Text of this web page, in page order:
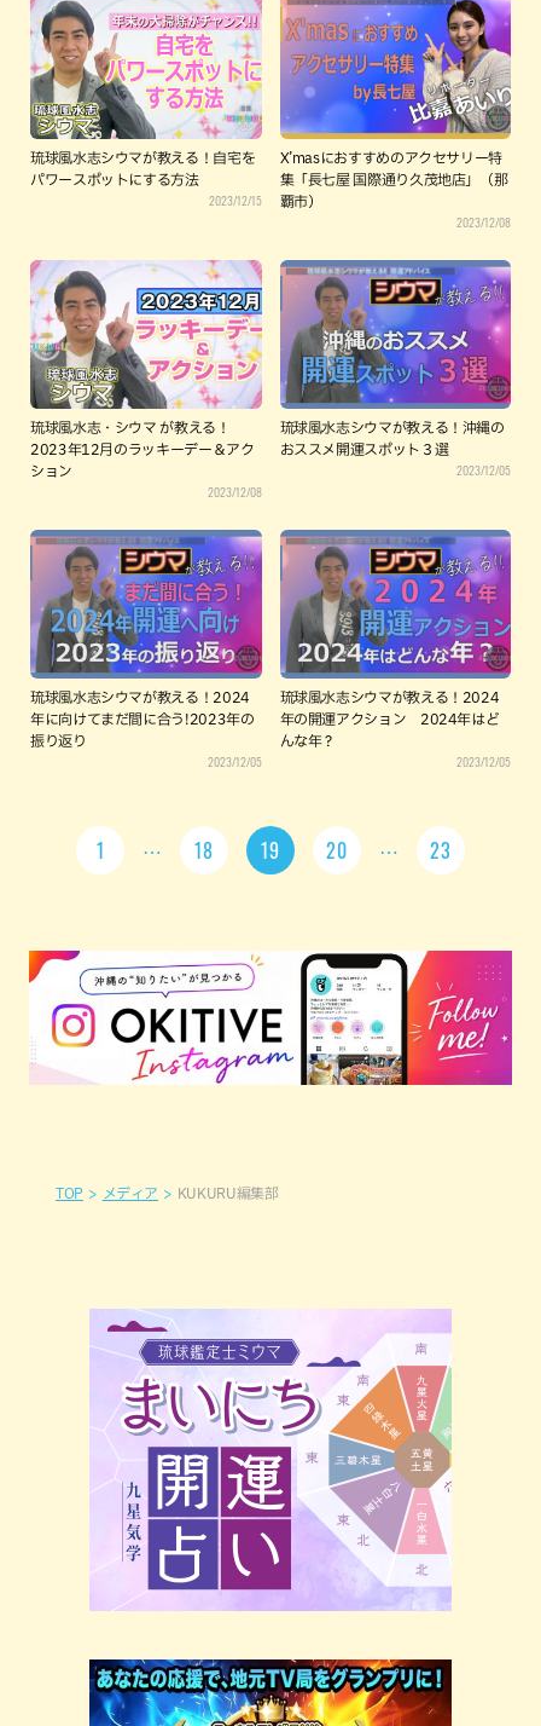
琉球風水志シウマが教える！自宅を
パワースポットにする方法
2023/12/15
X’masにおすすめのアクセサリー特
集「長七屋 国際通り久茂地店」（那
覇市）
2023/12/08
琉球風水志・シウマ が教える！
2023年12月のラッキーデー＆アク
ション
2023/12/08
琉球風水志シウマが教える！沖縄の
おススメ開運スポット３選
2023/12/05
琉球風水志シウマが教える！2024
年に向けてまだ間に合う!2023年の
振り返り
2023/12/05
琉球風水志シウマが教える！2024
年の開運アクション 2024年はど
んな年？
2023/12/05
1 18 19 20 23
TOP メディア KUKURU編集部